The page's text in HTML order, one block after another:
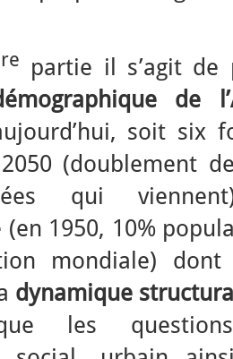
partie il s’agit
de
soit six
(doublement
qui
(en 1950, 10%
mondiale) dont
dynamique
les